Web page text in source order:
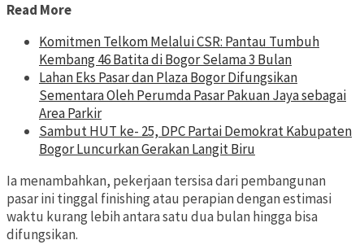
Read More
Komitmen Telkom Melalui CSR: Pantau Tumbuh
Kembang 46 Batita di Bogor Selama 3 Bulan
Lahan Eks Pasar dan Plaza Bogor Difungsikan
Sementara Oleh Perumda Pasar Pakuan Jaya sebagai
Area Parkir
Sambut HUT ke- 25, DPC Partai Demokrat Kabupaten
Bogor Luncurkan Gerakan Langit Biru
Ia menambahkan, pekerjaan tersisa dari pembangunan
pasar ini tinggal finishing atau perapian dengan estimasi
waktu kurang lebih antara satu dua bulan hingga bisa
difungsikan.